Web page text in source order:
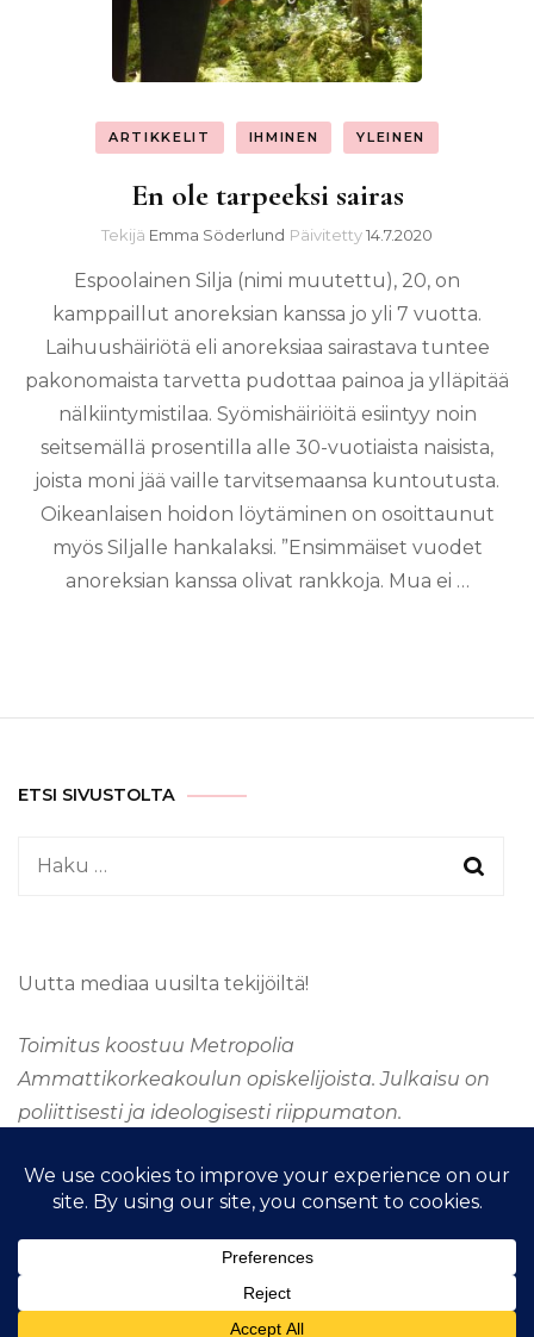
ARTIKKELIT IHMINEN YLEINEN
En ole tarpeeksi sairas
Tekijä Emma Söderlund Päivitetty14.7.2020
Espoolainen Silja (nimi muutettu), 20, on
kamppaillut anoreksian kanssa jo yli 7 vuotta.
Laihuushäiriötä eli anoreksiaa sairastava tuntee
pakonomaista tarvetta pudottaa painoa ja ylläpitää
nälkiintymistilaa. Syömishäiriöitä esiintyy noin
seitsemällä prosentilla alle 30-vuotiaista naisista,
joista moni jää vaille tarvitsemaansa kuntoutusta.
Oikeanlaisen hoidon löytäminen on osoittaunut
myös Siljalle hankalaksi. ”Ensimmäiset vuodet
anoreksian kanssa olivat rankkoja. Mua ei …
ETSI SIVUSTOLTA
Haku:
Uutta mediaa uusilta tekijöiltä!
Toimitus koostuu Metropolia
Ammattikorkeakoulun opiskelijoista. Julkaisu on
poliittisesti ja ideologisesti riippumaton.
&kopio; Tekijänoikeus 2026TAAJUUSMEDIA
oikeudet pidätetään.Fashion Stylist | KehittänytBlossom